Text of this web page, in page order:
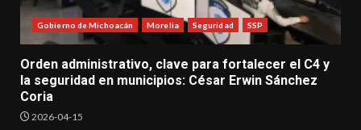
Gobierno de Michoacán Morelia Seguridad SSP
Orden administrativo, clave para fortalecer el C4 y
la seguridad en municipios: César Erwin Sánchez
Coria
2026-04-15